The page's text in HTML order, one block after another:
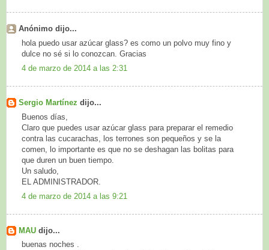
Anónimo dijo...
hola puedo usar azúcar glass? es como un polvo muy fino y
dulce no sé si lo conozcan. Gracias
4 de marzo de 2014 a las 2:31
Sergio Martínez dijo...
Buenos días,
Claro que puedes usar azúcar glass para preparar el remedio
contra las cucarachas, los terrones son pequeños y se la
comen, lo importante es que no se deshagan las bolitas para
que duren un buen tiempo.
Un saludo,
EL ADMINISTRADOR.
4 de marzo de 2014 a las 9:21
MAU dijo...
buenas noches .